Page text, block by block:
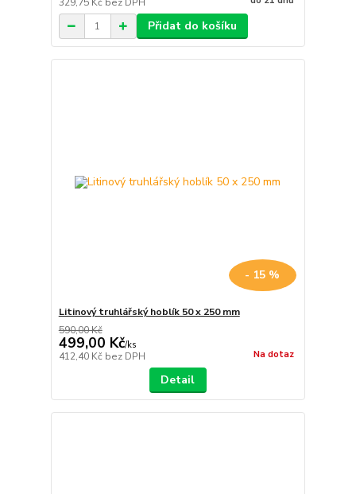
Přidat do košíku
- 15 %
Litinový truhlářský hoblík 50 x 250 mm
590,00 Kč
499,00 Kč/ks
412,40 Kč bez DPH Na dotaz
Detail